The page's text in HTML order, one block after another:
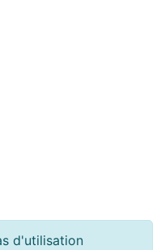
d'utilisation